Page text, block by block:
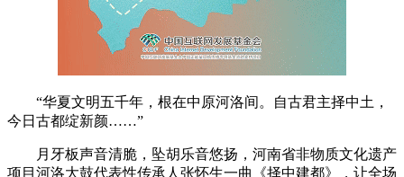
“华夏文明五千年，根在中原河洛间。自古君主择中土，
今日古都绽新颜……”
月牙板声音清脆，坠胡乐音悠扬，河南省非物质文化遗产
项目河洛大鼓代表性传承人张怀生一曲《择中建都》，让全场